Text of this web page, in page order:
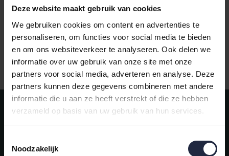
Deze website maakt gebruik van cookies
We gebruiken cookies om content en advertenties te
personaliseren, om functies voor social media te bieden
en om ons websiteverkeer te analyseren. Ook delen we
informatie over uw gebruik van onze site met onze
partners voor social media, adverteren en analyse. Deze
partners kunnen deze gegevens combineren met andere
informatie die u aan ze heeft verstrekt of die ze hebben
verzameld op basis van uw gebruik van hun services.
Noodzakelijk
Geen producten gevonden!
Gratis verzending vanaf €50,-
Meld je aan voor onze nieuwsbrief!
AANMELDEN
Mijn account